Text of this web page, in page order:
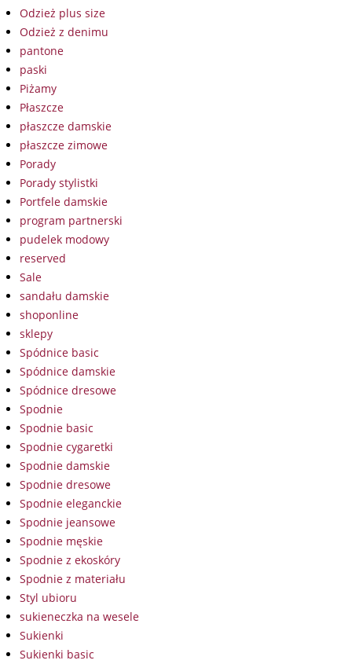
Odzież plus size
Odzież z denimu
pantone
paski
Piżamy
Płaszcze
płaszcze damskie
płaszcze zimowe
Porady
Porady stylistki
Portfele damskie
program partnerski
pudelek modowy
reserved
Sale
sandału damskie
shoponline
sklepy
Spódnice basic
Spódnice damskie
Spódnice dresowe
Spodnie
Spodnie basic
Spodnie cygaretki
Spodnie damskie
Spodnie dresowe
Spodnie eleganckie
Spodnie jeansowe
Spodnie męskie
Spodnie z ekoskóry
Spodnie z materiału
Styl ubioru
sukieneczka na wesele
Sukienki
Sukienki basic